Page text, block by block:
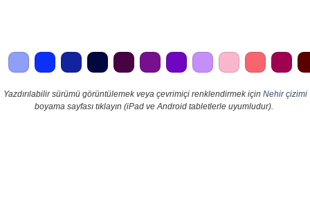
Yazdırılabilir sürümü görüntülemek veya çevrimiçi renklendirmek için Nehir çizimi
boyama sayfası tıklayın (iPad ve Android tabletlerle uyumludur).